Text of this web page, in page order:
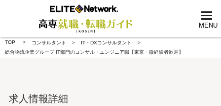
MENU
TOP コンサルタント
IT・DXコンサルタント
総合物流企業グループ IT部門のコンサル・エンジニア職【東京・微経験者歓迎】
求人情報詳細